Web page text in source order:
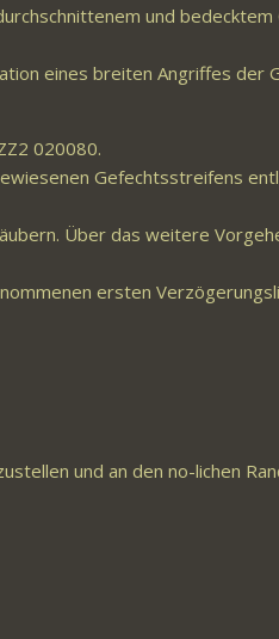
und
eines breiten Angriffes der
020080.
Gefechtsstreifens
Über das weitere
ersten
und an den no-lichen